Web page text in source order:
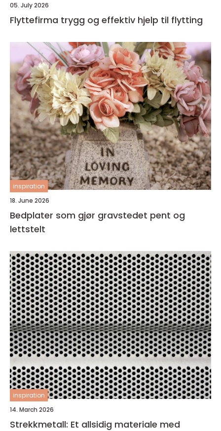
05. July 2026
Flyttefirma trygg og effektiv hjelp til flytting
inspiration
18. June 2026
Bedplater som gjør gravstedet pent og
lettstelt
inspiration
14. March 2026
Strekkmetall: Et allsidig materiale med